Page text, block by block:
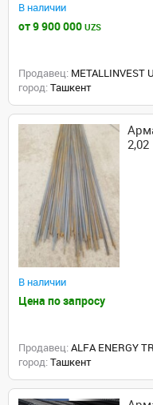
В наличии
от 9 900 000 UZS
Продавец: METALLINVEST
город: Ташкент
2,02
В наличии
Цена по запросу
Продавец: ALFA ENERGY
город: Ташкент